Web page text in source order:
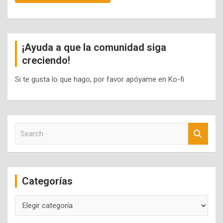
¡Ayuda a que la comunidad siga
creciendo!
Si te gusta lo que hago, por favor apóyame en Ko-fi
c
Categorías